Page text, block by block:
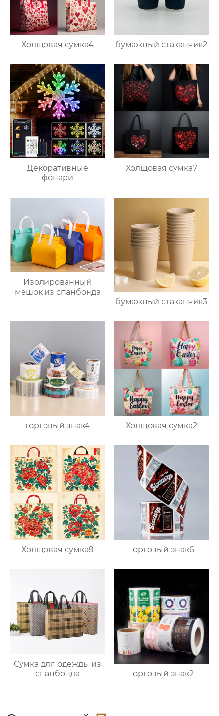
Холщовая сумка4 бумажный стаканчик2
Декоративные
фонари
Холщовая сумка7
Изолированный
мешок из спанбонда
бумажный стаканчик3
торговый знак4 Холщовая сумка2
Холщовая сумка8 торговый знак6
Сумка для одежды из
спанбонда
торговый знак2